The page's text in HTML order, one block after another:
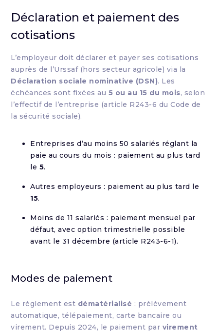
Déclaration et paiement des
cotisations
L’employeur doit déclarer et payer ses cotisations
auprès de l’Urssaf (hors secteur agricole) via la
Déclaration sociale nominative (DSN). Les
échéances sont fixées au 5 ou au 15 du mois, selon
l’effectif de l’entreprise (article R243-6 du Code de
la sécurité sociale).
Entreprises d’au moins 50 salariés réglant la
paie au cours du mois : paiement au plus tard
le 5.
Autres employeurs : paiement au plus tard le
15.
Moins de 11 salariés : paiement mensuel par
défaut, avec option trimestrielle possible
avant le 31 décembre (article R243-6-1).
Modes de paiement
Le règlement est dématérialisé : prélèvement
automatique, télépaiement, carte bancaire ou
virement. Depuis 2024, le paiement par virement